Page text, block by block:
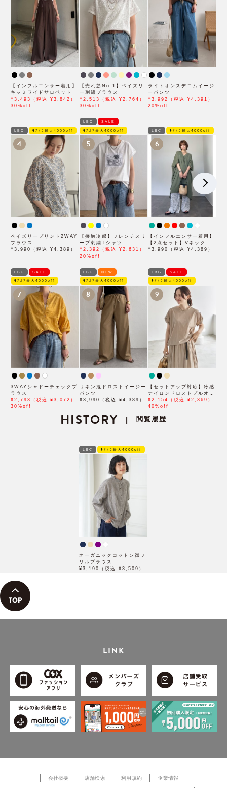
【インフルエンサー着用】
キャミワイドサロペット
¥3,493（税込 ¥3,842）
30%off
【売れ筋No.1】ペイズリ
ー刺繍ブラウス
¥2,513（税込 ¥2,764）
30%off
ライトオンスデニムイージ
ーパンツ
¥3,992（税込 ¥4,391）
20%off
LBC ﾓｱｵﾌ最大4000off
4
ペイズリープリント2WAY
ブラウス
¥3,990（税込 ¥4,389）
LBC SALE
ﾓｱｵﾌ最大4000off
5
【接触冷感】フレンチスリ
ーブ刺繍Tシャツ
¥2,392（税込 ¥2,631）
20%off
LBC ﾓｱｵﾌ最大4000off
6
【インフルエンサー着用】
【2点セット】Vネックピ
ンタックセットワンピース
¥3,990（税込 ¥4,389）
LBC SALE
ﾓｱｵﾌ最大4000off
7
3WAYシャドーチェックブ
ラウス
¥2,793（税込 ¥3,072）
30%off
LBC NEW
ﾓｱｵﾌ最大4000off
8
リネン混ドロストイージー
パンツ
¥3,990（税込 ¥4,389）
LBC SALE
ﾓｱｵﾌ最大4000off
9
【セットアップ対応】冷感
ナイロンドロストプルオー
バー
¥2,154（税込 ¥2,369）
40%off
HISTORY | 閲覧履歴
LBC ﾓｱｵﾌ最大4000off
オーガニックコットン襟フ
リルブラウス
¥3,190（税込 ¥3,509）
LINK
会社概要 店舗検索 利用規約 企業情報